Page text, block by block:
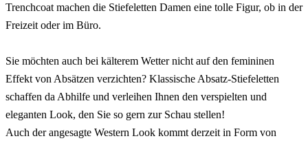
Trenchcoat machen die Stiefeletten Damen eine tolle Figur, ob in der
Freizeit oder im Büro.
Sie möchten auch bei kälterem Wetter nicht auf den femininen
Effekt von Absätzen verzichten? Klassische Absatz-Stiefeletten
schaffen da Abhilfe und verleihen Ihnen den verspielten und
eleganten Look, den Sie so gern zur Schau stellen!
Auch der angesagte Western Look kommt derzeit in Form von